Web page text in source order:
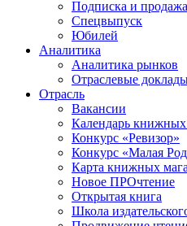
Подписка и
Спецвыпуск
Юбилей
Аналитика
Аналитика рынков
Отраслевые
Отрасль
Вакансии
Календарь
Конкурс «Ревизор»
Конкурс «Малая
Карта книжных
Новое ПРОчтение
Открытая книга
Школа